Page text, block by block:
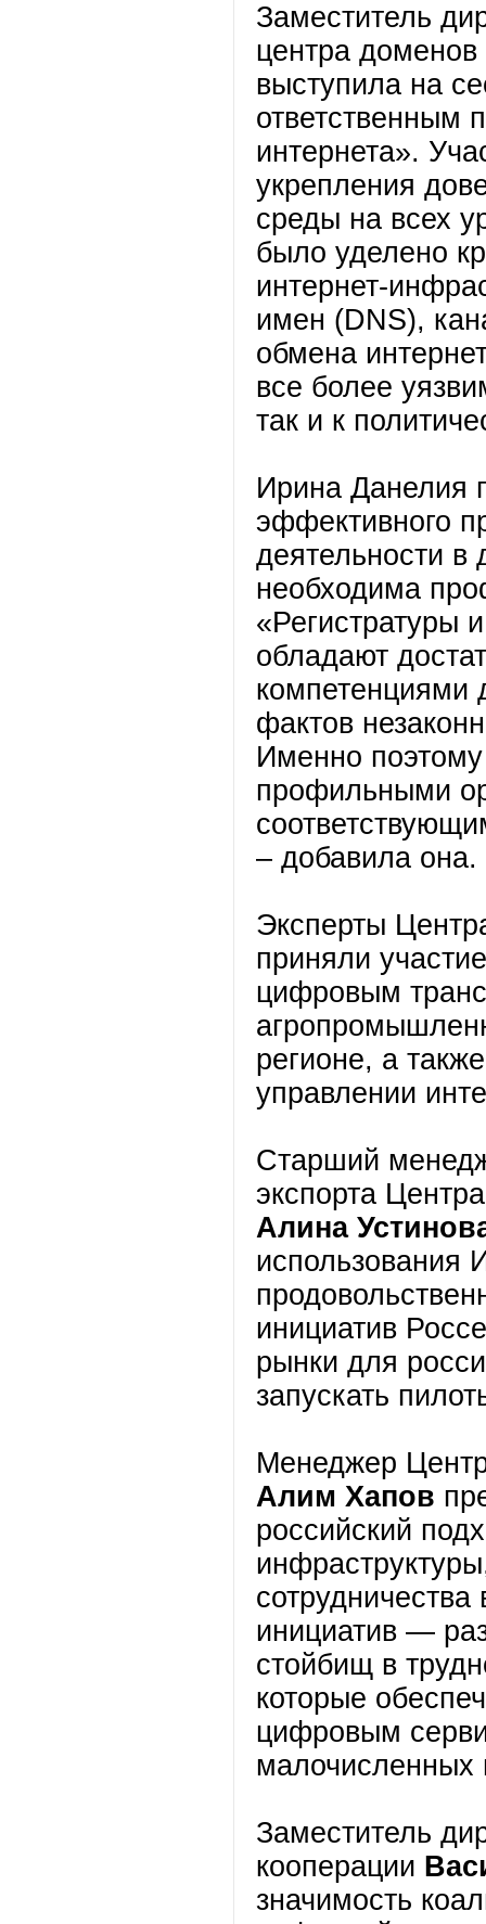
Заместитель
центра
выступила на
ответственным
интернета».
укрепления
среды на всех
было уделено
интернет-
имен (DNS),
обмена
все более
так и к
Ирина Данелия
эффективного
деятельности в
необходима
«Регистратуры
обладают
компетенциями
фактов
Именно
профильными
– добавила она.
Эксперты
приняли
цифровым
регионе, а
управлении
Старший
экспорта
Алина
использования
инициатив
рынки для
запускать
Менеджер
Алим Хапов
российский
инициатив —
стойбищ в
которые
цифровым
малочисленных
Заместитель
кооперации
значимость